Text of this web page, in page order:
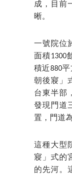
成，目前
晰。
一號院位
面積1300
積近880
朝後寢」
台東半部
發現門道
置，門道
這種大型
寢」式的
的先河。